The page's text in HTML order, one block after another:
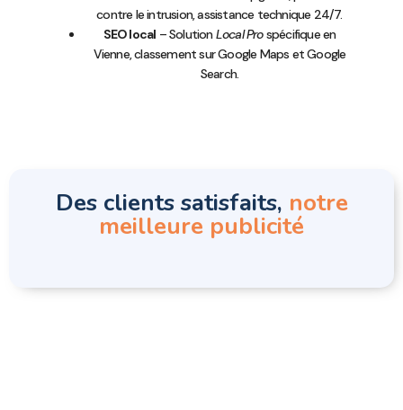
contre le intrusion, assistance technique 24/7.
SEO local – SolutionLocal Prospécifique en
Vienne, classement sur Google Maps et Google
Search.
Des clients satisfaits, notre
meilleure publicité